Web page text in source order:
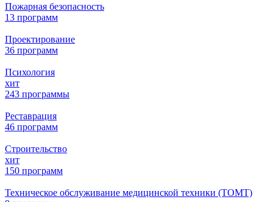
Пожарная безопасность
13 программ
Проектирование
36 программ
Психология
хит
243 программы
Реставрация
46 программ
Строительство
хит
150 программ
Техническое обслуживание медицинской техники (ТОМТ)